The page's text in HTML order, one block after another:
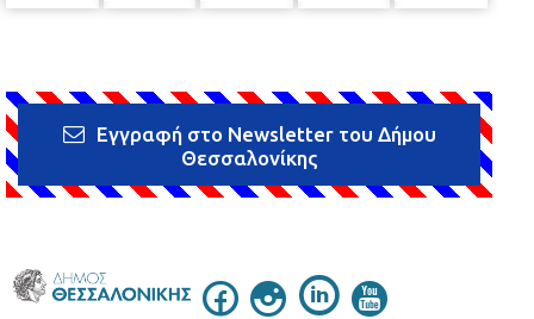
Εγγραφή στο Newsletter του Δήμου
Θεσσαλονίκης